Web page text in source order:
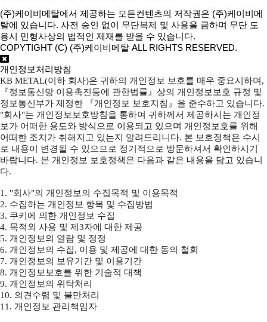
(주)케이비메탈에서 제공하는 모든컨텐츠의 저작권은 (주)케이비메
탈에 있습니다. 사전 승인 없이 무단복제 및 사용을 금하며 무단 도
용시 민형사상의 법적인 제재를 받을 수 있습니다.
COPYTIGHT (C) (주)케이비메탈 ALL RIGHTS RESERVED.
개인정보처리방침
KB METAL(이하 회사)은 귀하의 개인정보 보호를 매우 중요시하며,
『정보통신망 이용촉진등에 관한법률』상의 개인정보보호 규정 및
정보통신부가 제정한 『개인정보 보호지침』을 준수하고 있습니다.
"회사"는 개인정보보호방침을 통하여 귀하께서 제공하시는 개인정
보가 어떠한 용도와 방식으로 이용되고 있으며 개인정보호를 위해
어떠한 조치가 취해지고 있는지 알려드리니다. 본 보호정책은 수시
로 내용이 변경될 수 있으므로 정기적으로 방문하셔서 확인하시기
바랍니다. 본 개인정보 보호정책은 다음과 같은 내용을 담고 있습니
다.
1. "회사"의 개인정보의 수집목적 및 이용목적
2. 수집하는 개인정보 항목 및 수집방법
3. 쿠키에 의한 개인정보 수집
4. 목적외 사용 및 제3자에 대한 제공
5. 개인정보의 열람 및 정정
6. 개인정보의 수집, 이용 및 제공에 대한 동의 철회
7. 개인정보의 보유기간 및 이용기간
8. 개인정보보호를 위한 기술적 대책
9. 개인정보의 위탁처리
10. 의견수렴 및 불만처리
11. 개인정보 관리책임자